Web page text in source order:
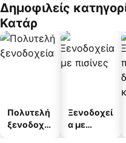
Δημοφιλείς
Κατάρ
Πολυτελή
ξενοδοχεί
Ξενοδοχεί
α με